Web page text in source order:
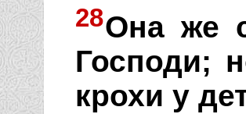
28Она же
Господи;
крохи у